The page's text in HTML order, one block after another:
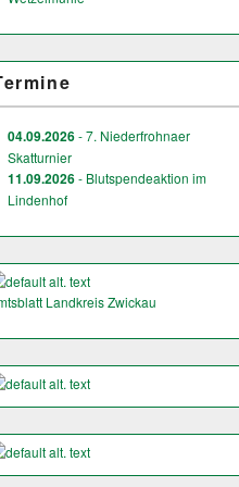
04.09.2026- 7. Niederfrohnaer
Skatturnier
11.09.2026- Blutspendeaktion im
Lindenhof
Landkreis Zwickau